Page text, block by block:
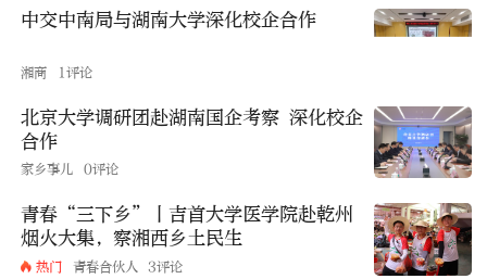
中交中南局与湖南大学深化校企合作
湘商 1评论
北京大学调研团赴湖南国企考察 深化校企
合作
家乡事儿 0评论
青春“三下乡”丨吉首大学医学院赴乾州
烟火大集，察湘西乡土民生
热门 青春合伙人 3评论